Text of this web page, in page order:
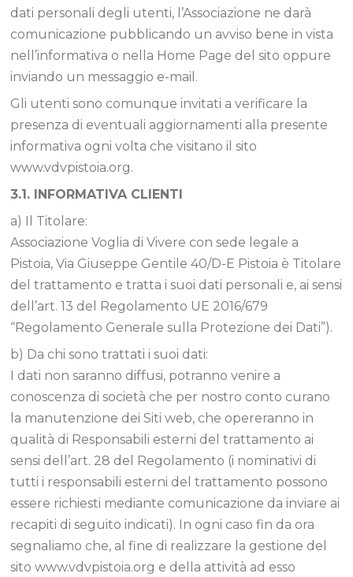
dati personali degli utenti, l’Associazione ne darà
comunicazione pubblicando un avviso bene in vista
nell’informativa o nella Home Page del sito oppure
inviando un messaggio e-mail.
Gli utenti sono comunque invitati a verificare la
presenza di eventuali aggiornamenti alla presente
informativa ogni volta che visitano il sito
www.vdvpistoia.org.
3.1. INFORMATIVA CLIENTI
a) Il Titolare:
Associazione Voglia di Vivere con sede legale a
Pistoia, Via Giuseppe Gentile 40/D-E Pistoia è Titolare
del trattamento e tratta i suoi dati personali e, ai sensi
dell’art. 13 del Regolamento UE 2016/679
“Regolamento Generale sulla Protezione dei Dati”).
b) Da chi sono trattati i suoi dati:
I dati non saranno diffusi, potranno venire a
conoscenza di società che per nostro conto curano
la manutenzione dei Siti web, che opereranno in
qualità di Responsabili esterni del trattamento ai
sensi dell’art. 28 del Regolamento (i nominativi di
tutti i responsabili esterni del trattamento possono
essere richiesti mediante comunicazione da inviare ai
recapiti di seguito indicati). In ogni caso fin da ora
segnaliamo che, al fine di realizzare la gestione del
sito www.vdvpistoia.org e della attività ad esso